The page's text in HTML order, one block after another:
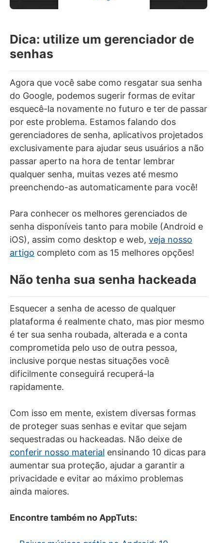
Dica: utilize um gerenciador de
senhas
Agora que você sabe como resgatar sua senha
do Google, podemos sugerir formas de evitar
esquecê-la novamente no futuro e ter de passar
por este problema. Estamos falando dos
gerenciadores de senha, aplicativos projetados
exclusivamente para ajudar seus usuários a não
passar aperto na hora de tentar lembrar
qualquer senha, muitas vezes até mesmo
preenchendo-as automaticamente para você!
Para conhecer os melhores gerenciados de
senha disponíveis tanto para mobile (Android e
iOS), assim como desktop e web, veja nosso
artigo completo com as 15 melhores opções!
Não tenha sua senha hackeada
Esquecer a senha de acesso de qualquer
plataforma é realmente chato, mas pior mesmo
é ter sua senha roubada, alterada e a conta
comprometida pelo uso de outra pessoa,
inclusive porque nestas situações você
dificilmente conseguirá recuperá-la
rapidamente.
Com isso em mente, existem diversas formas
de proteger suas senhas e evitar que sejam
sequestradas ou hackeadas. Não deixe de
conferir nosso material ensinando 10 dicas para
aumentar sua proteção, ajudar a garantir a
privacidade e evitar ao máximo problemas
ainda maiores.
Encontre também no AppTuts: